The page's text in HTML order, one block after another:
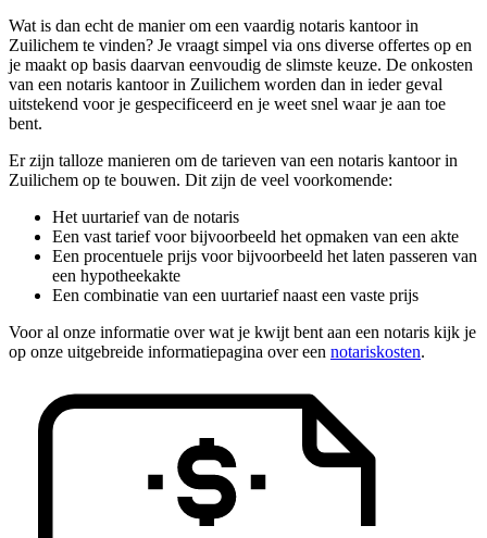
Wat is dan echt de manier om een vaardig notaris kantoor in
Zuilichem te vinden? Je vraagt simpel via ons diverse offertes op en
je maakt op basis daarvan eenvoudig de slimste keuze. De onkosten
van een notaris kantoor in Zuilichem worden dan in ieder geval
uitstekend voor je gespecificeerd en je weet snel waar je aan toe
bent.
Er zijn talloze manieren om de tarieven van een notaris kantoor in
Zuilichem op te bouwen. Dit zijn de veel voorkomende:
Het uurtarief van de notaris
Een vast tarief voor bijvoorbeeld het opmaken van een akte
Een procentuele prijs voor bijvoorbeeld het laten passeren van
een hypotheekakte
Een combinatie van een uurtarief naast een vaste prijs
Voor al onze informatie over wat je kwijt bent aan een notaris kijk je
op onze uitgebreide informatiepagina over een notariskosten.